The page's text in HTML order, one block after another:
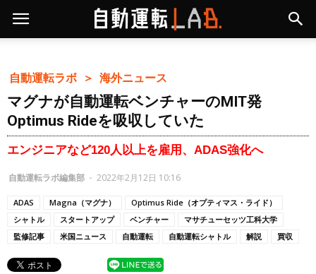
自動運転ラボ ＞ 海外ニュース
マグナが自動運転ベンチャーのMIT発
Optimus Rideを吸収していた
エンジニアなど120人以上を雇用、ADAS強化へ
自動運転ラボ編集部 - 2022年2月12日 10:16
ADAS Magna（マグナ）
Optimus Ride（オプティマス・ライド）
シャトル
スタートアップ ベンチャー
マサチューセッツ工科大学
監修記事
米国ニュース 自動運転 自動運転シャトル 解説 買収